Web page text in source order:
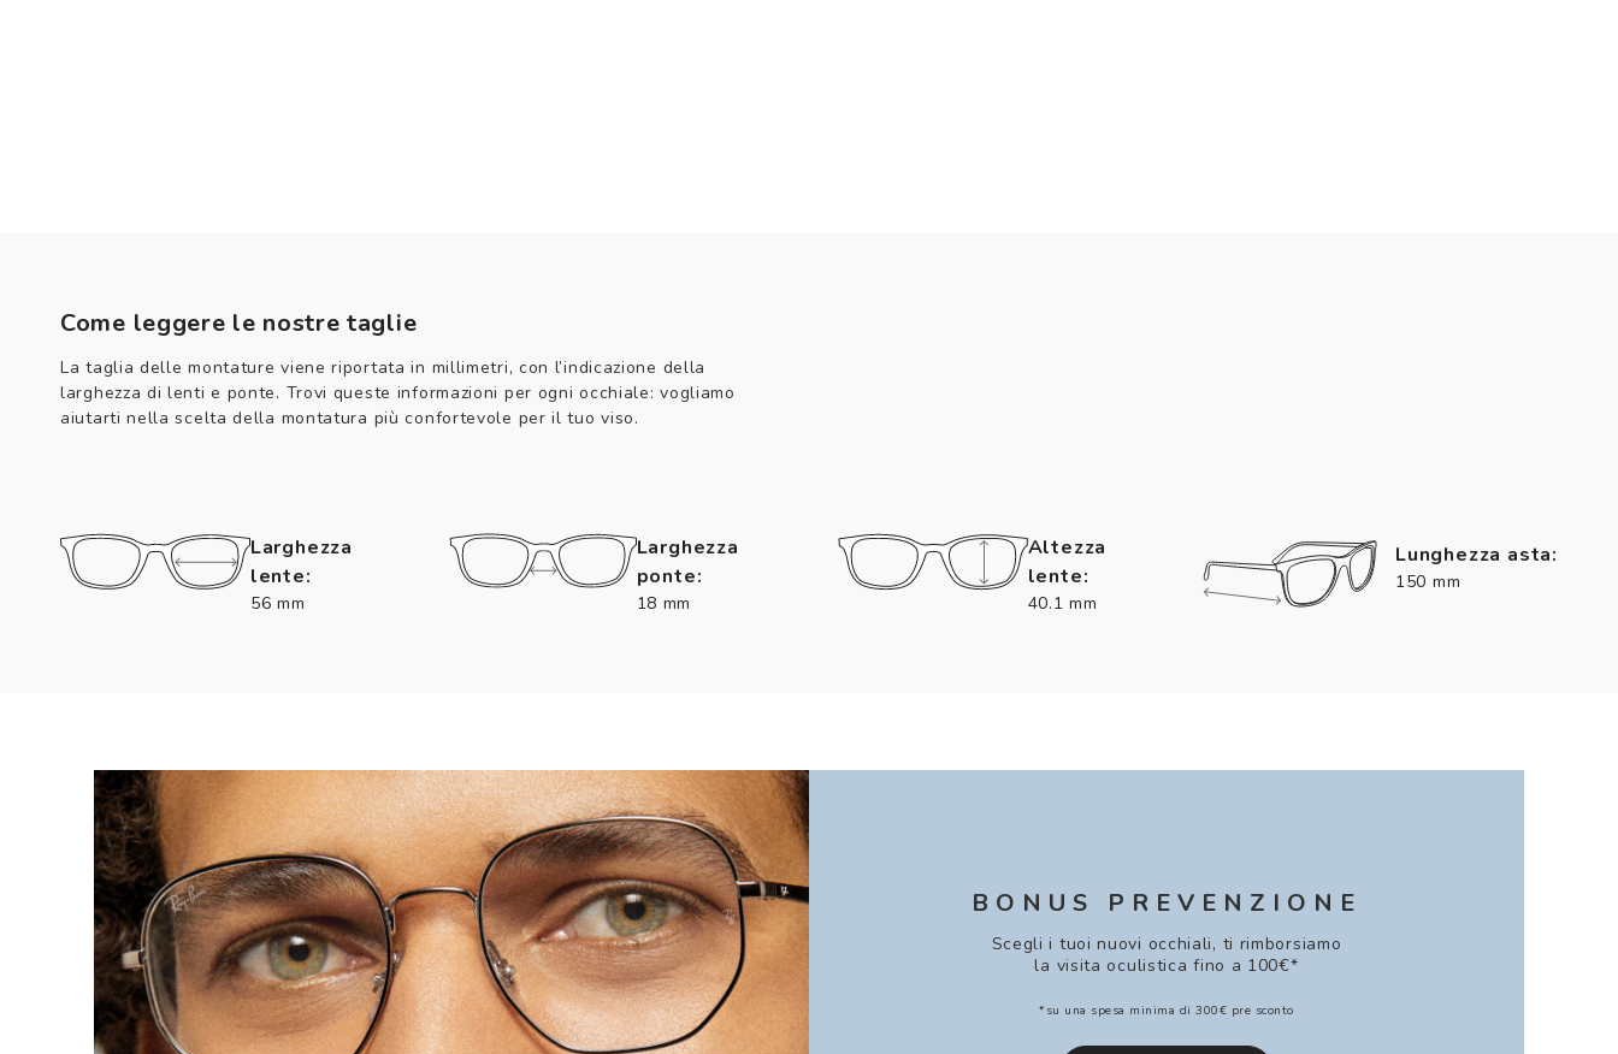
Come leggere le nostre taglie
La taglia delle montature viene riportata in millimetri, con l’indicazione della
larghezza di lenti e ponte. Trovi queste informazioni per ogni occhiale: vogliamo
aiutarti nella scelta della montatura più confortevole per il tuo viso.
Larghezza
lente:
56 mm
Larghezza
ponte:
18 mm
Altezza
lente:
40.1 mm
Lunghezza asta:
150 mm
BONUS PREVENZIONE
Scegli i tuoi nuovi occhiali, ti rimborsiamo
la visita oculistica fino a 100€*
*su una spesa minima di 300€ pre sconto